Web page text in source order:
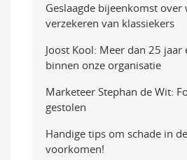
Geslaagde bijeenkomst over
verzekeren van klassiekers
Joost Kool: Meer dan 25 jaar
binnen onze organisatie
Marketeer Stephan de Wit:
gestolen
Handige tips om schade in
voorkomen!